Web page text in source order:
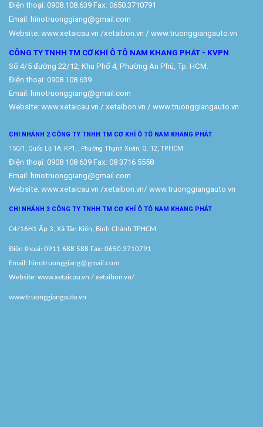
Điện thoại: 0908.108.639 Fax: 0650.3710791
Email: hinotruonggiang@gmail.com
Website: www.xetaicau.vn /xetaibon.vn / www.truonggiangauto.vn
CÔNG TY TNHH TM CƠ KHÍ Ô TÔ NAM KHANG PHÁT - KVPN
Số 4/5 đường 22/12, Khu Phố 4, Phường An Phú, Tp. HCM.
Điện thoại: 0908.108.639
Email: hinotruonggiang@gmail.com
Website: www.xetaicau.vn / xetaibon.vn / www.truonggiangauto.vn
CHI NHÁNH 2 CÔNG TY TNHH TM CƠ KHÍ Ô TÔ NAM KHANG PHÁT
150/1, Quốc Lộ 1A, KP1, , Phường Thạnh Xuân, Q. 12, TP.HCM
Điện thoại: 0908 108 639 Fax: 08 3716 5558
Email: hinotruonggiang@gmail.com
Website: www.xetaicau.vn /xetaibon.vn/ www.truonggiangauto.vn
CHI NHÁNH 3 CÔNG TY TNHH TM CƠ KHÍ Ô TÔ NAM KHANG PHÁT
C4/16H1 Ấp 3, Xã Tân Kiên, Bình Chánh TPHCM
Điện thoại: 0911 688 588 Fax: 0650.3710791
Email: hinotruonggiang@gmail.com
Website: www.xetaicau.vn / xetaibon.vn/
www.truonggiangauto.vn